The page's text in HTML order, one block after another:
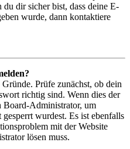
dir sicher bist, dass deine E-
wurde, dann kontaktiere
Prüfe zunächst, ob dein
richtig sind. Wenn dies der
Board-Administrator, um
wurdest. Es ist ebenfalls
mit der Website
lösen muss.